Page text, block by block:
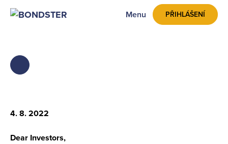
Menu PŘIHLÁŠENÍ
4. 8. 2022
Dear Investors,